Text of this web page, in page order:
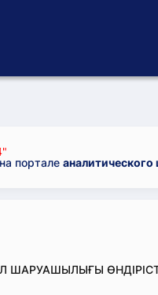
портале аналитического
ШАРУАШЫЛЫҒЫ